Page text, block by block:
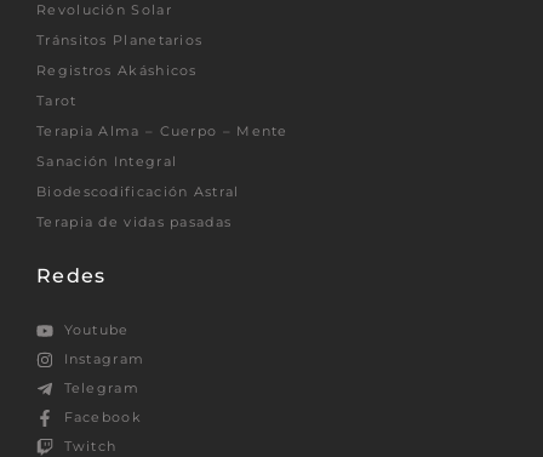
Revolución Solar
Tránsitos Planetarios
Registros Akáshicos
Tarot
Terapia Alma – Cuerpo – Mente
Sanación Integral
Biodescodificación Astral
Terapia de vidas pasadas
Redes
Youtube
Instagram
Telegram
Facebook
Twitch